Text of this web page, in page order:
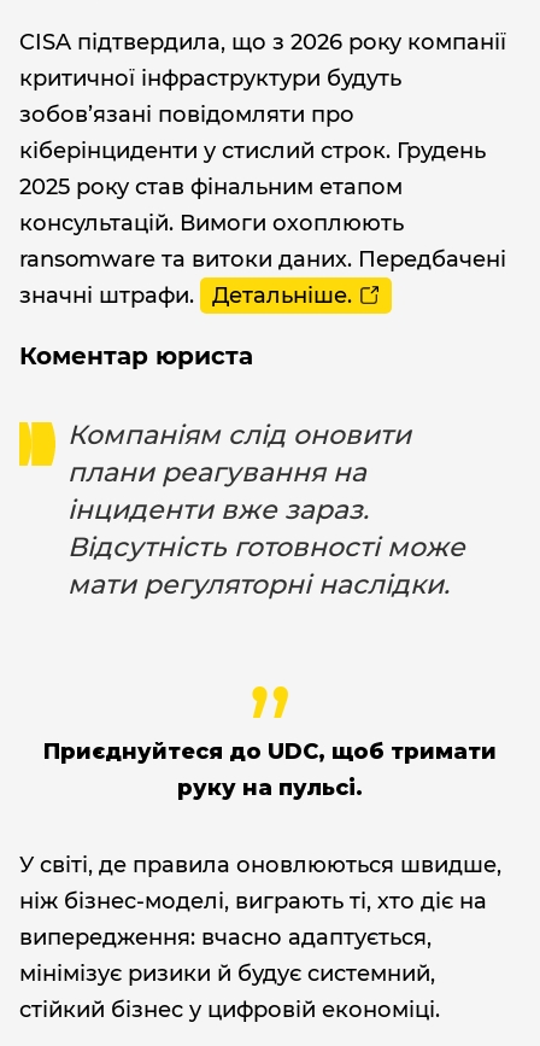
CISA підтвердила, що з 2026 року компанії
критичної інфраструктури будуть
зобов’язані повідомляти про
кіберінциденти у стислий строк. Грудень
2025 року став фінальним етапом
консультацій. Вимоги охоплюють
ransomware та витоки даних. Передбачені
значні штрафи.
Детальніше.
Коментар юриста
Компаніям слід оновити
плани реагування на
інциденти вже зараз.
Відсутність готовності може
мати регуляторні наслідки.
Приєднуйтеся до UDC, щоб тримати
руку на пульсі.
У світі, де правила оновлюються швидше,
ніж бізнес-моделі, виграють ті, хто діє на
випередження: вчасно адаптується,
мінімізує ризики й будує системний,
стійкий бізнес у цифровій економіці.